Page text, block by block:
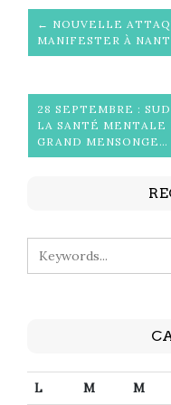
← NOUVELLE
MANIFESTER À
28 SEPTEMBRE :
LA SANTÉ
GRAND
L M M